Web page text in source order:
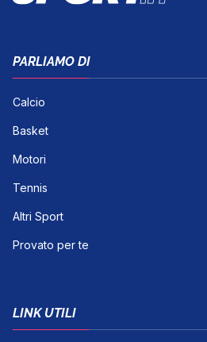
PARLIAMO DI
Calcio
Basket
Motori
Tennis
Altri Sport
Provato per te
LINK UTILI